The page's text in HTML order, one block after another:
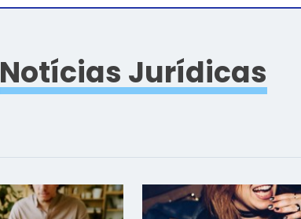
Notícias Jurídicas